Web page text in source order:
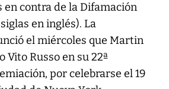
en contra de la Difamación
en inglés). La
el miércoles que Martin
Vito Russo en su 22ª
por celebrarse el 19